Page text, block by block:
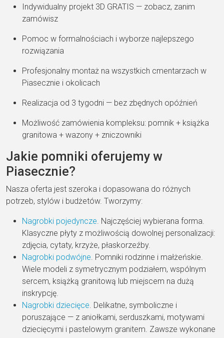
Indywidualny projekt 3D GRATIS — zobacz, zanim
zamówisz
Pomoc w formalnościach i wyborze najlepszego
rozwiązania
Profesjonalny montaż na wszystkich cmentarzach w
Piasecznie i okolicach
Realizacja od 3 tygodni — bez zbędnych opóźnień
Możliwość zamówienia kompleksu: pomnik + książka
granitowa + wazony + zniczowniki
Jakie pomniki oferujemy w
Piasecznie?
Nasza oferta jest szeroka i dopasowana do różnych
potrzeb, stylów i budżetów. Tworzymy:
Nagrobki pojedyncze. Najczęściej wybierana forma.
Klasyczne płyty z możliwością dowolnej personalizacji:
zdjęcia, cytaty, krzyże, płaskorzeźby.
Nagrobki podwójne. Pomniki rodzinne i małżeńskie.
Wiele modeli z symetrycznym podziałem, wspólnym
sercem, książką granitową lub miejscem na dużą
inskrypcję.
Nagrobki dziecięce. Delikatne, symboliczne i
poruszające — z aniołkami, serduszkami, motywami
dziecięcymi i pastelowym granitem. Zawsze wykonane